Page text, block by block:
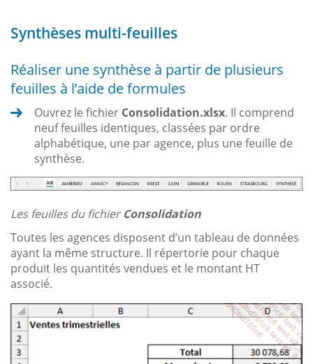
Synthèses multi-feuilles
Réaliser une synthèse à partir de plusieurs
feuilles à l’aide de formules
Ouvrez le fichier Consolidation.xlsx. Il comprend
neuf feuilles identiques, classées par ordre
alphabétique, une par agence, plus une feuille de
synthèse.
Les feuilles du fichierConsolidation
Toutes les agences disposent d’un tableau de données
ayant la même structure. Il répertorie pour chaque
produit les quantités vendues et le montant HT
associé.